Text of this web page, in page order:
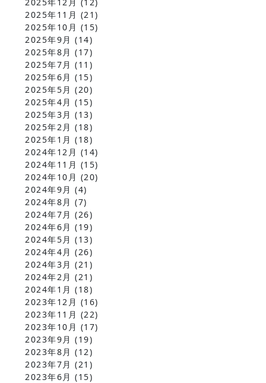
2025年11月 (21)
2025年10月 (15)
2025年9月 (14)
2025年8月 (17)
2025年7月 (11)
2025年6月 (15)
2025年5月 (20)
2025年4月 (15)
2025年3月 (13)
2025年2月 (18)
2025年1月 (18)
2024年12月 (14)
2024年11月 (15)
2024年10月 (20)
2024年9月 (4)
2024年8月 (7)
2024年7月 (26)
2024年6月 (19)
2024年5月 (13)
2024年4月 (26)
2024年3月 (21)
2024年2月 (21)
2024年1月 (18)
2023年12月 (16)
2023年11月 (22)
2023年10月 (17)
2023年9月 (19)
2023年8月 (12)
2023年7月 (21)
2023年6月 (15)